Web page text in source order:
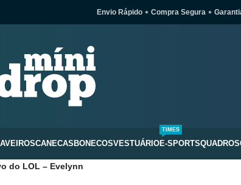
Envio Rápido ⋆ Compra Segura ⋆
CANECAS BONECOSVESTUÁRIOE-SPORTS
TIMES
QUADROS
do LOL – Evelynn